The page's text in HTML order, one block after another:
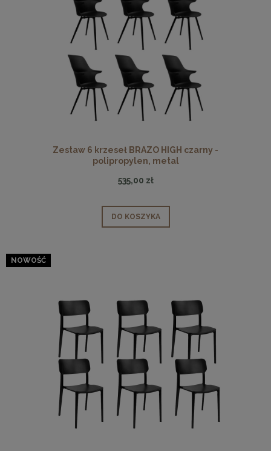
Zestaw 6 krzeseł BRAZO HIGH czarny -
polipropylen, metal
535,00 zł
DO KOSZYKA
NOWOŚĆ